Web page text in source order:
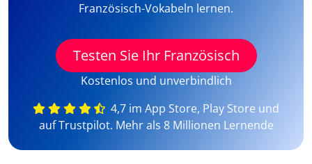
Französisch-Vokabeln lernen.
Testen Sie Ihr Französisch
Kostenlos und unverbindlich
4,7 im App Store, Play Store und
auf Trustpilot. Mehr als 8 Millionen Lernende